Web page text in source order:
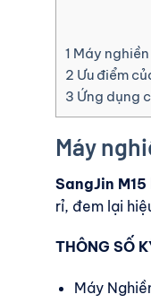
1 Máy
2 Ưu điểm
3 Ứng dụng
Máy
SangJin
rỉ, đem lại
THÔNG SỐ
Máy